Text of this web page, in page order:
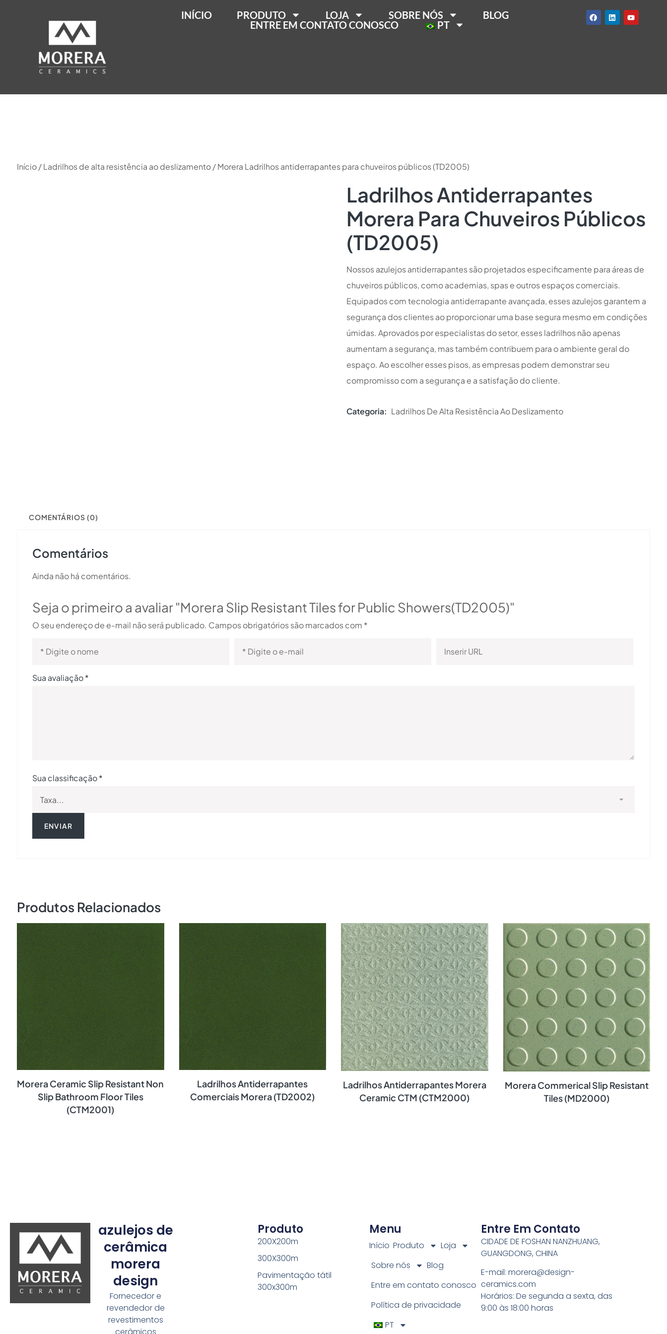
INÍCIO PRODUTO LOJA SOBRE NÓS
BLOG
ENTRE EM CONTATO CONOSCO
PT
Início/Ladrilhos de alta resistência ao deslizamento/ Morera Ladrilhos antiderrapantes para chuveiros públicos (TD2005)
Ladrilhos Antiderrapantes
Morera Para Chuveiros Públicos
(TD2005)
Nossos azulejos antiderrapantes são projetados especificamente para áreas de
chuveiros públicos, como academias, spas e outros espaços comerciais.
Equipados com tecnologia antiderrapante avançada, esses azulejos garantem a
segurança dos clientes ao proporcionar uma base segura mesmo em condições
úmidas. Aprovados por especialistas do setor, esses ladrilhos não apenas
aumentam a segurança, mas também contribuem para o ambiente geral do
espaço. Ao escolher esses pisos, as empresas podem demonstrar seu
compromisso com a segurança e a satisfação do cliente.
Categoria: Ladrilhos De Alta Resistência Ao Deslizamento
COMENTÁRIOS (0)
Comentários
Ainda não há comentários.
Seja o primeiro a avaliar "Morera Slip Resistant Tiles for Public Showers(TD2005)"
O seu endereço de e-mail não será publicado. Campos obrigatórios são marcados com *
Sua avaliação*
Sua classificação*
Produtos Relacionados
Morera Ceramic Slip Resistant Non
Slip Bathroom Floor Tiles
(CTM2001)
Ladrilhos Antiderrapantes
Comerciais Morera (TD2002)
Ladrilhos Antiderrapantes Morera
Ceramic CTM (CTM2000)
Morera Commerical Slip Resistant
Tiles (MD2000)
azulejos de
cerâmica
morera
design
Fornecedor e
revendedor de
revestimentos
Produto
200X200m
300X300m
Pavimentação tátil
300x300m
Menu
Início Produto
Loja
Sobre nós
Blog
Entre em contato conosco
Política de privacidade
PT
Entre Em Contato
CIDADE DE FOSHAN NANZHUANG,
GUANGDONG, CHINA
E-mail:morera@design-
ceramics.com
Horários: De segunda a sexta, das
9:00 às 18:00 horas